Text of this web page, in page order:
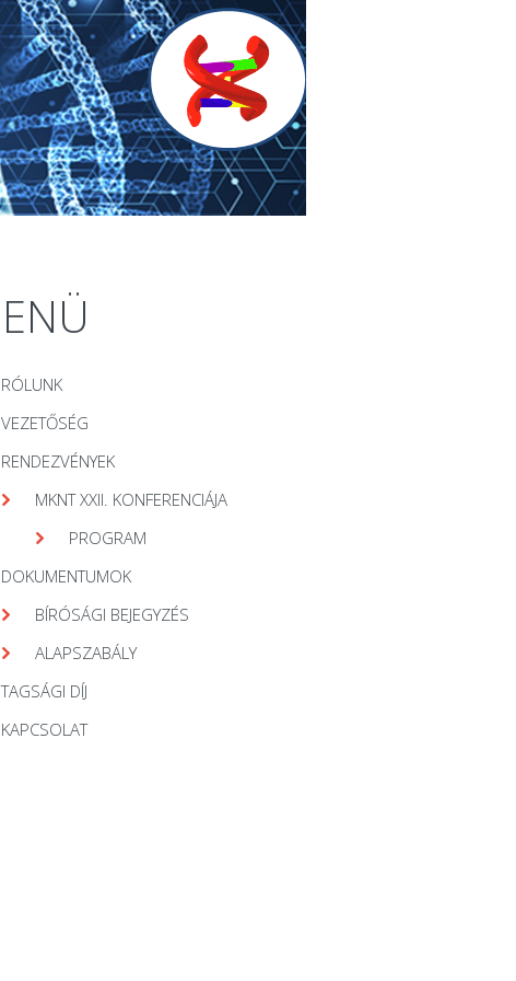
ENÜ
RÓLUNK
VEZETŐSÉG
RENDEZVÉNYEK
MKNT XXII. KONFERENCIÁJA
PROGRAM
DOKUMENTUMOK
BÍRÓSÁGI BEJEGYZÉS
ALAPSZABÁLY
TAGSÁGI DÍJ
KAPCSOLAT